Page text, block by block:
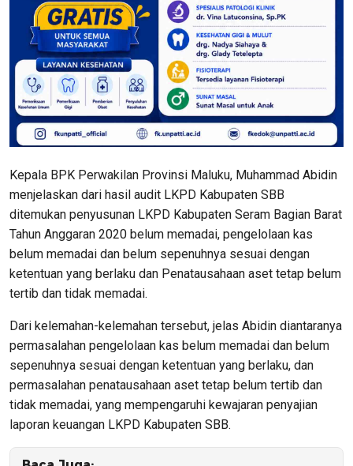
Kepala BPK Perwakilan Provinsi Maluku, Muhammad Abidin
menjelaskan dari hasil audit LKPD Kabupaten SBB
ditemukan penyusunan LKPD Kabupaten Seram Bagian Barat
Tahun Anggaran 2020 belum memadai, pengelolaan kas
belum memadai dan belum sepenuhnya sesuai dengan
ketentuan yang berlaku dan Penatausahaan aset tetap belum
tertib dan tidak memadai.
Dari kelemahan-kelemahan tersebut, jelas Abidin diantaranya
permasalahan pengelolaan kas belum memadai dan belum
sepenuhnya sesuai dengan ketentuan yang berlaku, dan
permasalahan penatausahaan aset tetap belum tertib dan
tidak memadai, yang mempengaruhi kewajaran penyajian
laporan keuangan LKPD Kabupaten SBB.